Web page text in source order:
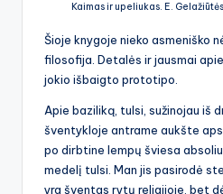
Kaimas ir upeliukas. E.
Šioje knygoje nieko asmeniško
filosofija. Detalės ir jausmai
jokio išbaigto prototipo.
Apie baziliką, tulsi, sužinojau iš
šventykloje antrame aukšte
po dirbtine lempų šviesa
medelį tulsi. Man jis pasirodė
yra šventas rytų religijoje, bet